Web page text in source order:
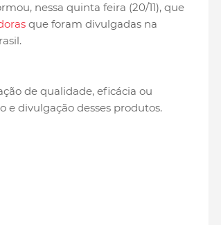
nessa quinta feira (20/11), que
que foram divulgadas na
de qualidade, eficácia ou
e divulgação desses produtos.